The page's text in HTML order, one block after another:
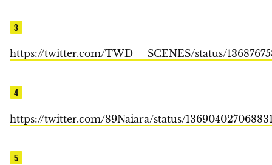
3
https://twitter.com/TWD__SCENES/status/
4
https://twitter.com/89Naiara/status/
5